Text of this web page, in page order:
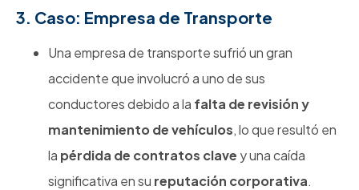
3. Caso: Empresa de Transporte
Una empresa de transporte sufrió un gran
accidente que involucró a uno de sus
conductores debido a la falta de revisión y
mantenimiento de vehículos, lo que resultó en
la pérdida de contratos clave y una caída
significativa en su reputación corporativa.